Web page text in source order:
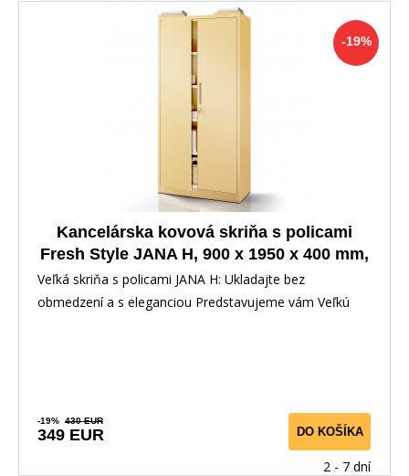
-19%
Kancelárska kovová skriňa s policami
Fresh Style JANA H, 900 x 1950 x 400 mm,
Béžová
Veľká skriňa s policami JANA H: Ukladajte bez
obmedzení a s eleganciou Predstavujeme vám Veľkú
-19% 430 EUR
349 EUR DO KOŠÍKA
2 - 7 dní